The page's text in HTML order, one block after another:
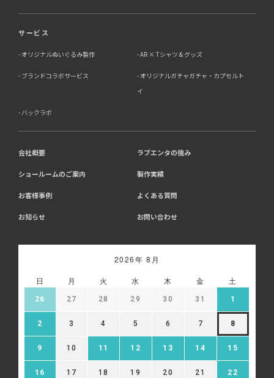
サービス
オリジナルぬいぐるみ製作 AR × Tシャツ & グッズ
ブランドコラボサービス
オリジナルガチャガチャ・カプセルト
イ
バックラボ
会社概要 ラブエンタの強み
ショールームのご案内 製作実績
お客様事例 よくある質問
お知らせ お問い合わせ
2026年 8月
日 月 火 水 木 金 土
26 27 28 29 30 31 1
2 3 4 5 6 7 8
9 10 11 12 13 14 15
16 17 18 19 20 21 22